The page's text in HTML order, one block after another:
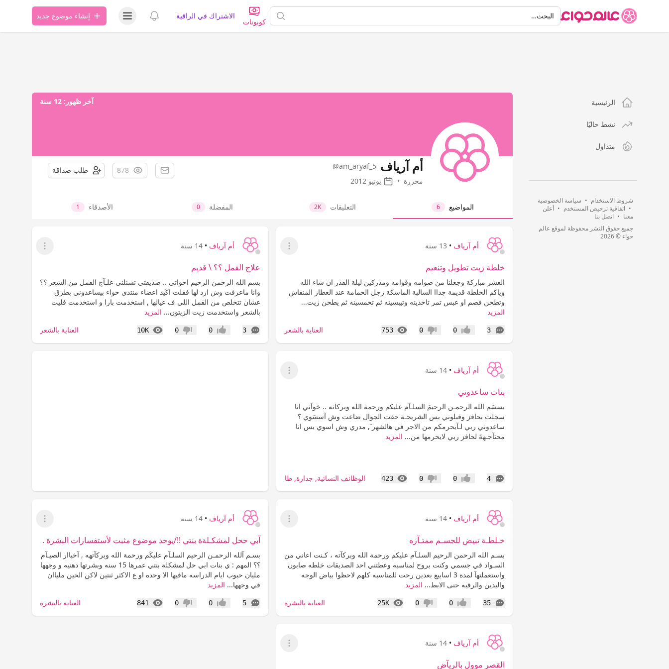
البحثالبحث…
كوبونات
الاشتراك في الراقية عرض الإشعاراتعرض قائمة المستخدمإنشاء موضوع جديد
الرئيسية
نشط حاليًا
متداول
شروط الاستخدام • سياسة الخصوصية
• اتفاقية ترخيص المستخدم • أعلن
معنا • اتصل بنا
جميع حقوق النشر محفوظة لموقع عالم
حواء © 2026
آخر ظهور: 12 سنة
أم آرياف @am_aryaf_5
محررة • يونيو 2012
878 طلب صداقة
المواضيع 6 التعليقات 2K المفضلة 0 الأصدقاء 1
أم آرياف • 13 سنة
عرض القائمة
خلطة زيت تطويل وتنعيم
العشر مباركة وجعلنا من صوامه وقوامه ومدركين ليلة القدر ان شاء الله
وياكم الخلطة قديمة جداا السالبة الماسكة رجل الحمامة عند العطار المنقاش
وتطحن فصم او عبس تمر تاخذينه وتيبسينه ثم تحمسينه ثم يطحن زيت...
المزيد
3
التعليقات إعجاب0 عدم إعجاب
0
753
المشاهدات العناية بالشعر
أم آرياف • 14 سنة
عرض القائمة
علاج القمل ؟؟ \ قديم
بسم الله الرحمن الرحيم اخواتي .. صديقتي تسئلني علـآج القمل من الشعر ؟؟
وانا ماعرفت وش ارد لها فقلت اكَيد اعضاء منتدى حواء بيساعدوني بطرق
عشان تتخلص من القمل اللي ف عيالها , استخدمت بارا و استخدمت فليت
بالشعر واستخدمت زيت الزيتون... المزيد
3
التعليقات إعجاب0 عدم إعجاب
0
10K
المشاهدات العناية بالشعر
أم آرياف • 14 سنة
عرض القائمة
بنات ساعدوني
بسسَم الله الرحمـن الرحيمَ السلـآم عليكم ورحمة الله وبركاته .. خوآتي انا
سجلت بحافز وقبلوني بس الشريحـة حقت الجوال ضاعت وش آسسَوي ؟
ساعدوني ربي لـآيحرمكم من الاجر في هالشهر َ, مدري وش اسوي بس انا
محتآجـهةَ لحافز ربي لايحرمها من... المزيد
4
التعليقات إعجاب0 عدم إعجاب
0
423
المشاهدات الوظائف النسائية, جدارة, طاقات, حافز, تمهير
أم آرياف • 14 سنة
عرض القائمة
خـلطـة تبيض للجسـم ممتـآزه
بسـم الله الرحمن الرحيم السلـآم عليكم ورحمة الله وبركآته ، كـنت اعاني من
السـواد في جسمي وكنت بروح لمناسبه وعطتني احد الصديقات خلطه صابون
واستعملتهآ لمدة 3 اسابيع بعدين رحت للمناسبه كلهم لاحظوا بياض الوجه
واليدين والرقبه حتى الابط... المزيد
35
التعليقات إعجاب0 عدم إعجاب
0
25K
المشاهدات العناية بالبشرة
أم آرياف • 14 سنة
عرض القائمة
آبي ححل لمشكـلةة بنتي !!/يوجد موضوع مثبت لأستفسارات البشرة .
بسـم آلله الرحمـن الرحيم السلـآم عليكَم ورحمة الله وبركآتهه , آخباار الصيـآم
؟؟ المهم : ي بنات ابي حل لمشكلة بنتي عمرها 15 سنه وبشرتها دهنيه و وجهها
مليان حبوب ايام الدراسه مافيها الا وحده او ع الاكثر ثنتين لاكن الحين ملياان
في وجهها... المزيد
5
التعليقات إعجاب0 عدم إعجاب
0
841
المشاهدات العناية بالبشرة
أم آرياف • 14 سنة
عرض القائمة
القصر موول بالريآض